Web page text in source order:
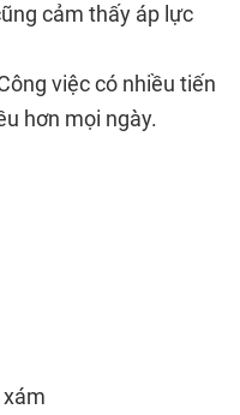
cảm thấy áp lực
việc có nhiều tiến
hơn mọi ngày.